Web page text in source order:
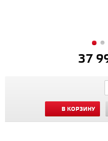
37
В КОРЗИНУ